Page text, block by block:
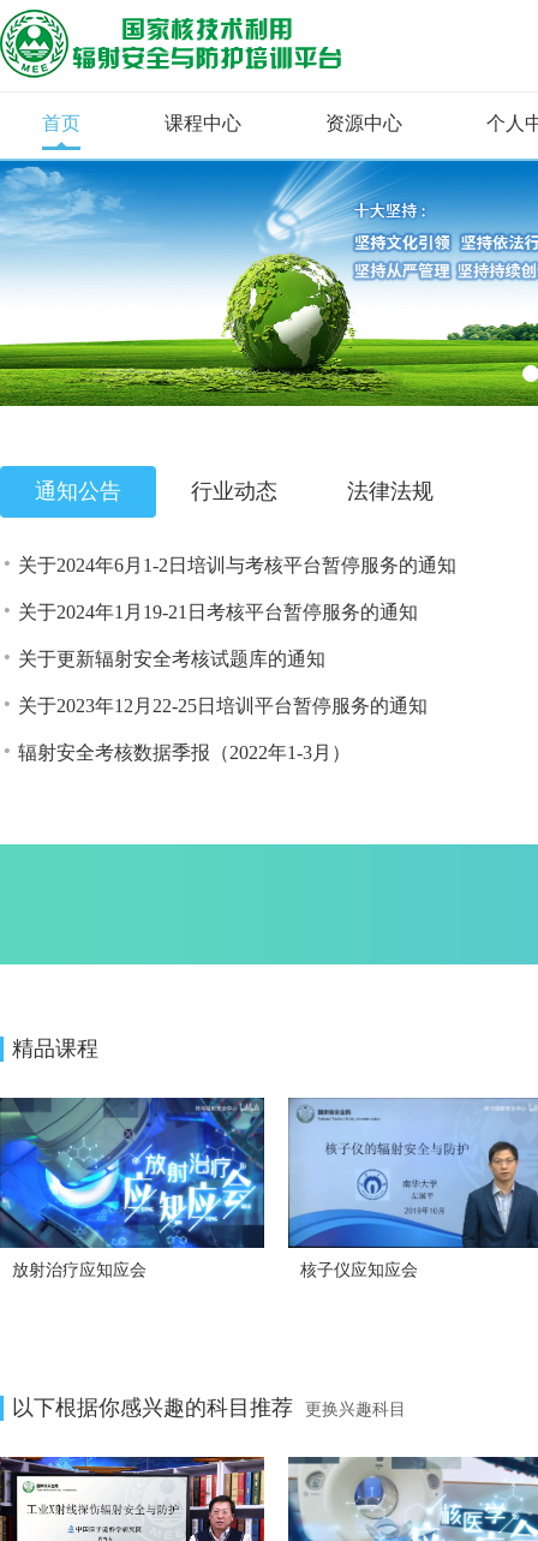
首页 课程中心 资源中心 个人
通知公告 行业动态 法律法规
关于2024年6月1-2日培训与考核平台暂停服务的通知
关于2024年1月19-21日考核平台暂停服务的通知
关于更新辐射安全考核试题库的通知
关于2023年12月22-25日培训平台暂停服务的通知
辐射安全考核数据季报（2022年1-3月）
精品课程
放射治疗应知应会 核子仪应知应会
以下根据你感兴趣的科目推荐 更换兴趣科目